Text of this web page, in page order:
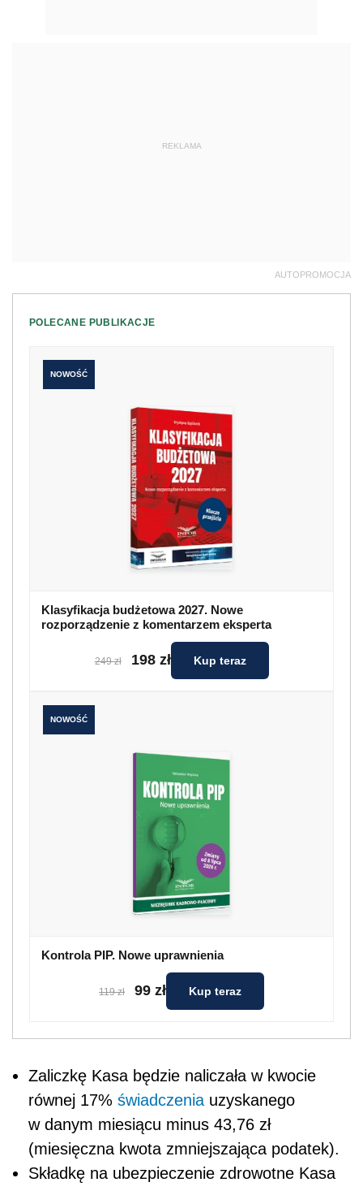
REKLAMA
AUTOPROMOCJA
POLECANE PUBLIKACJE
NOWOŚĆ
Klasyfikacja budżetowa 2027. Nowe
rozporządzenie z komentarzem eksperta
249 zł 198 zł Kup teraz
NOWOŚĆ
Kontrola PIP. Nowe uprawnienia
119 zł 99 zł Kup teraz
Zaliczkę Kasa będzie naliczała w kwocie
równej 17% świadczenia uzyskanego
w danym miesiącu minus 43,76 zł
(miesięczna kwota zmniejszająca podatek).
Składkę na ubezpieczenie zdrowotne Kasa